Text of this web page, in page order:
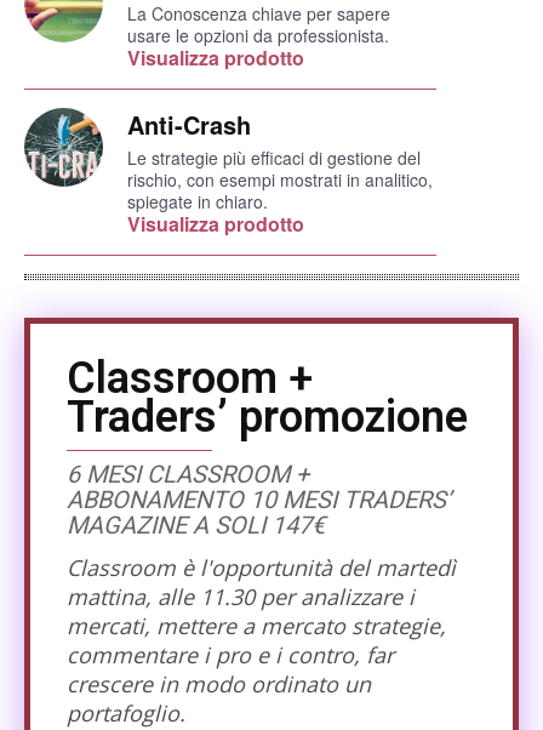
La Conoscenza chiave per sapere
usare le opzioni da professionista.
Visualizza prodotto
Anti-Crash
Le strategie più efficaci di gestione del
rischio, con esempi mostrati in analitico,
spiegate in chiaro.
Visualizza prodotto
Classroom +
Traders’ promozione
6 MESI CLASSROOM +
ABBONAMENTO 10 MESI TRADERS’
MAGAZINE A SOLI 147€
Classroom è l'opportunità del martedì
mattina, alle 11.30 per analizzare i
mercati, mettere a mercato strategie,
commentare i pro e i contro, far
crescere in modo ordinato un
portafoglio.